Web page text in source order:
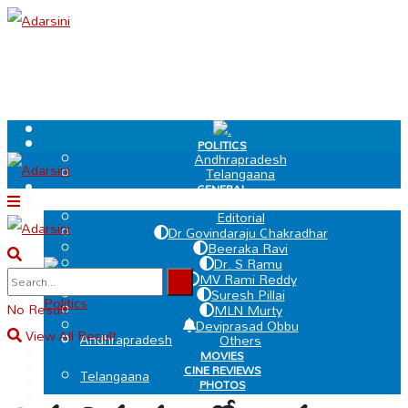
.
POLITICS
Andhrapradesh
Telangaana
GENERAL
Editorial
Dr Govindaraju Chakradhar
Beeraka Ravi
Dr. S Ramu
MV Rami Reddy
Suresh Pillai
MLN Murty
Deviprasad Obbu
Others
MOVIES
CINE REVIEWS
PHOTOS
VIDEOS
.
Politics
Andhrapradesh
Telangaana
No Result
View All Result